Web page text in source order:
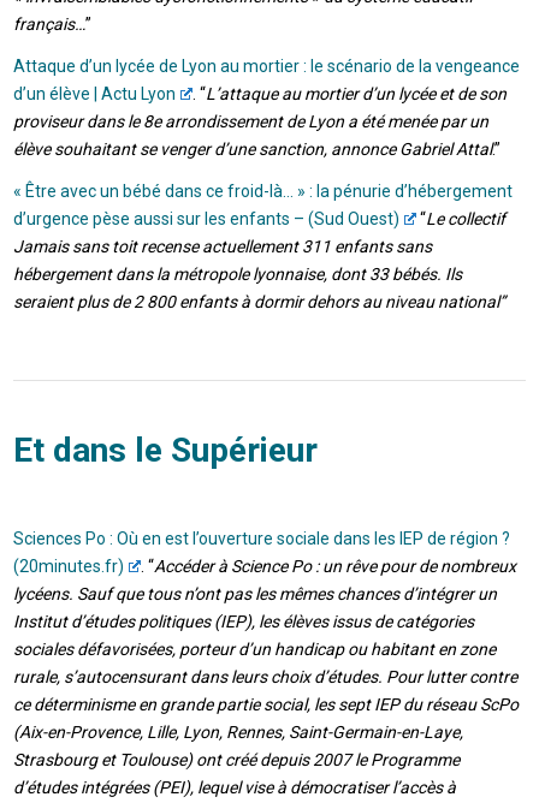
français…”
Attaque d’un lycée de Lyon au mortier : le scénario de la vengeance
d’un élève | Actu Lyon
. “L’attaque au mortier d’un lycée et de son
proviseur dans le 8e arrondissement de Lyon a été menée par un
élève souhaitant se venger d’une sanction, annonce Gabriel Attal.”
« Être avec un bébé dans ce froid-là… » : la pénurie d’hébergement
d’urgence pèse aussi sur les enfants – (Sud Ouest)
“Le collectif
Jamais sans toit recense actuellement 311 enfants sans
hébergement dans la métropole lyonnaise, dont 33 bébés. Ils
seraient plus de 2 800 enfants à dormir dehors au niveau national”
Et dans le Supérieur
Sciences Po : Où en est l’ouverture sociale dans les IEP de région ?
(20minutes.fr)
. “Accéder à Science Po : un rêve pour de nombreux
lycéens. Sauf que tous n’ont pas les mêmes chances d’intégrer un
Institut d’études politiques (IEP), les élèves issus de catégories
sociales défavorisées, porteur d’un handicap ou habitant en zone
rurale, s’autocensurant dans leurs choix d’études. Pour lutter contre
ce déterminisme en grande partie social, les sept IEP du réseau ScPo
(Aix-en-Provence, Lille, Lyon, Rennes, Saint-Germain-en-Laye,
Strasbourg et Toulouse) ont créé depuis 2007 le Programme
d’études intégrées (PEI), lequel vise à démocratiser l’accès à